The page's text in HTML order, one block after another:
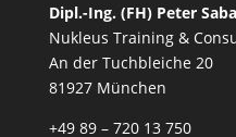
Dipl.-Ing. (FH) Peter
Nukleus Training &
An der Tuchbleiche 20
81927 München
+49 89 – 720 13 750